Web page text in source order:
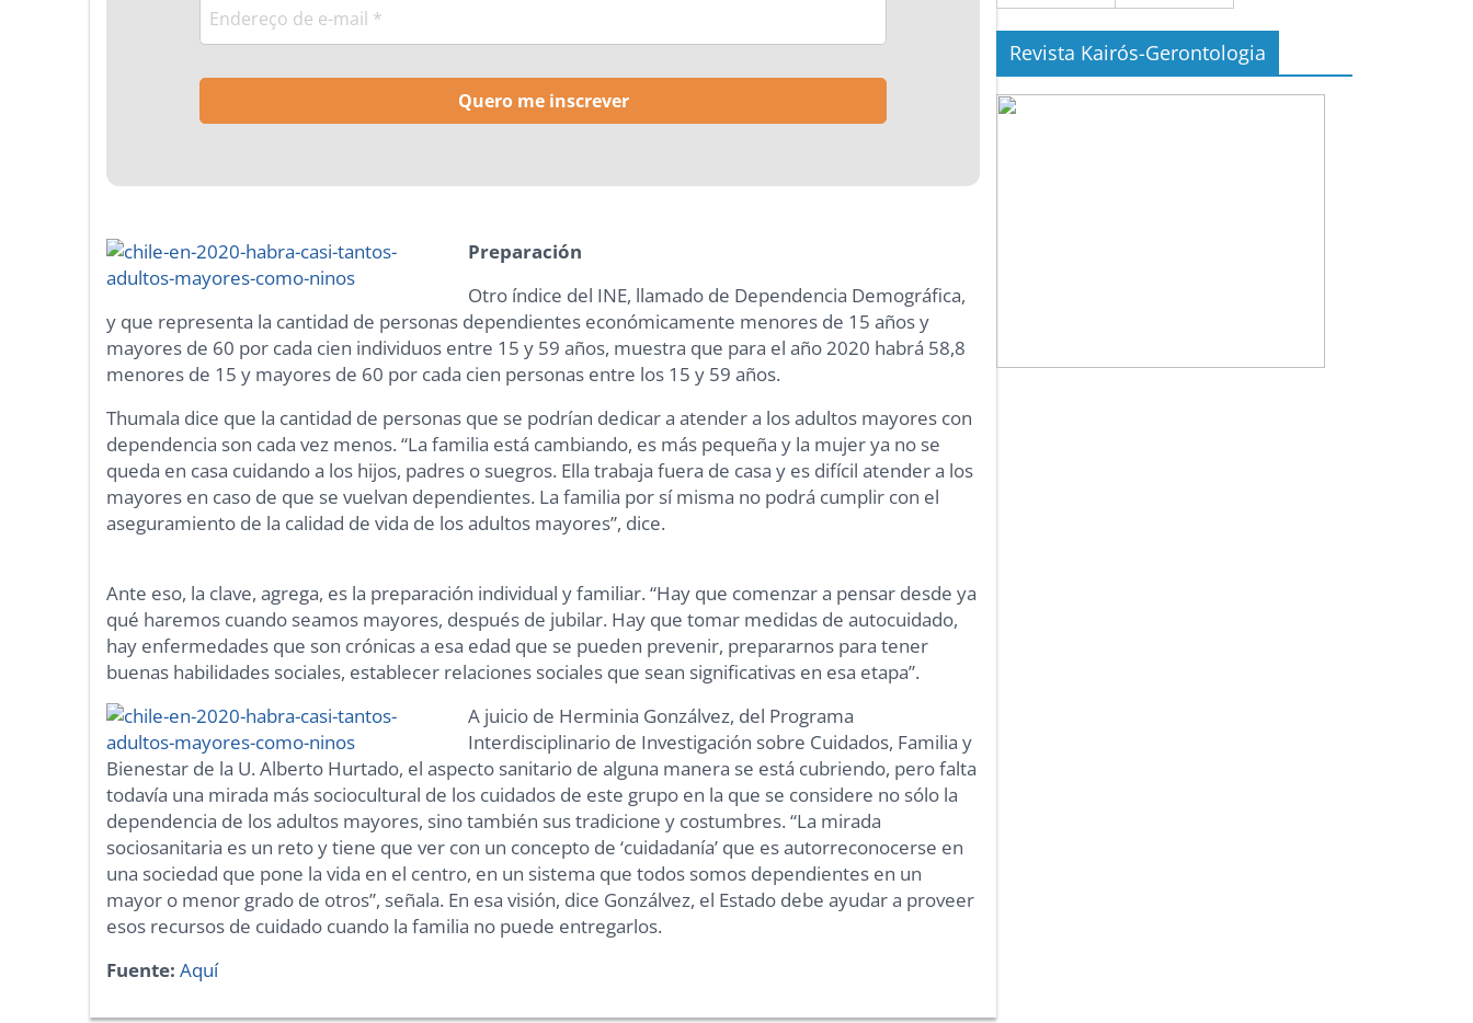
Preparación
Otro índice del INE, llamado de Dependencia Demográfica,
y que representa la cantidad de personas dependientes económicamente menores de 15 años y
mayores de 60 por cada cien individuos entre 15 y 59 años, muestra que para el año 2020 habrá 58,8
menores de 15 y mayores de 60 por cada cien personas entre los 15 y 59 años.
Thumala dice que la cantidad de personas que se podrían dedicar a atender a los adultos mayores con
dependencia son cada vez menos. “La familia está cambiando, es más pequeña y la mujer ya no se
queda en casa cuidando a los hijos, padres o suegros. Ella trabaja fuera de casa y es difícil atender a los
mayores en caso de que se vuelvan dependientes. La familia por sí misma no podrá cumplir con el
aseguramiento de la calidad de vida de los adultos mayores”, dice.
Ante eso, la clave, agrega, es la preparación individual y familiar. “Hay que comenzar a pensar desde ya
qué haremos cuando seamos mayores, después de jubilar. Hay que tomar medidas de autocuidado,
hay enfermedades que son crónicas a esa edad que se pueden prevenir, prepararnos para tener
buenas habilidades sociales, establecer relaciones sociales que sean significativas en esa etapa”.
A juicio de Herminia Gonzálvez, del Programa
Interdisciplinario de Investigación sobre Cuidados, Familia y
Bienestar de la U. Alberto Hurtado, el aspecto sanitario de alguna manera se está cubriendo, pero falta
todavía una mirada más sociocultural de los cuidados de este grupo en la que se considere no sólo la
dependencia de los adultos mayores, sino también sus tradicione y costumbres. “La mirada
sociosanitaria es un reto y tiene que ver con un concepto de ‘cuidadanía’ que es autorreconocerse en
una sociedad que pone la vida en el centro, en un sistema que todos somos dependientes en un
mayor o menor grado de otros”, señala. En esa visión, dice Gonzálvez, el Estado debe ayudar a proveer
esos recursos de cuidado cuando la familia no puede entregarlos.
Fuente: Aquí
Revista Kairós-Gerontologia